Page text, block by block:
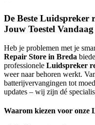
De Beste Luidspreker
Jouw Toestel
Heb je problemen met je
Repair Store in Breda
professionele Luidspreker
weer naar behoren werkt.
batterijvervangingen tot
updates – wij zijn dé
Waarom kiezen voor onze